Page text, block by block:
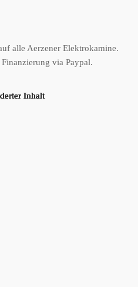
alle Aerzener Elektrokamine.
via Paypal.